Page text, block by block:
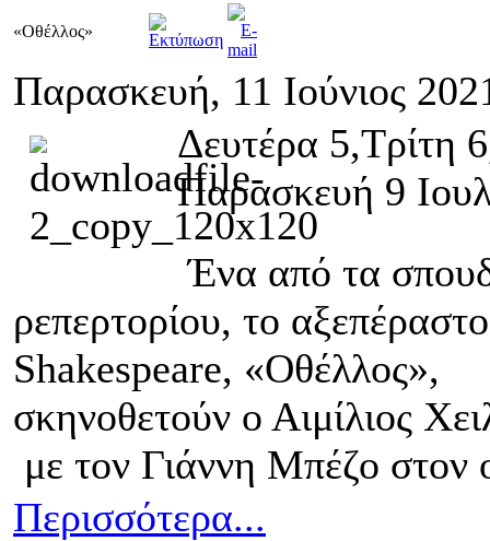
«Οθέλλος»
Παρασκευή, 11 Ιούνιος
Δευτέρα 5,Τρίτη
Παρασκευή 9
Ένα από τα
ρεπερτορίου, το
Shakespeare, «Οθέλλος»,
σκηνοθετούν ο Αιμίλιος
με τον Γιάννη Μπέζο
Περισσότερα...